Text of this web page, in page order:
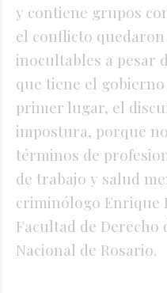
y contiene grupos
el conflicto quedaron
inocultables a pesar
que tiene el
primer lugar, el
impostura, porque
términos de
de trabajo y salud
criminólogo Enrique
Facultad de Derecho
Nacional de Rosario.